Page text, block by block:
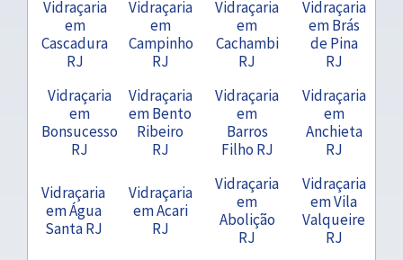
Vidraçaria
em
Cascadura
RJ
Vidraçaria
em
Campinho
RJ
Vidraçaria
em
Cachambi
RJ
Vidraçaria
em Brás
de Pina
RJ
Vidraçaria
em
Bonsucesso
RJ
Vidraçaria
em Bento
Ribeiro
RJ
Vidraçaria
em
Barros
Filho RJ
Vidraçaria
em
Anchieta
RJ
Vidraçaria
em Água
Santa RJ
Vidraçaria
em Acari
RJ
Vidraçaria
em
Abolição
RJ
Vidraçaria
em Vila
Valqueire
RJ